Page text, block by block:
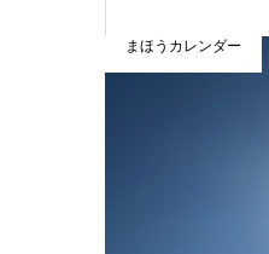
まほうカレンダー